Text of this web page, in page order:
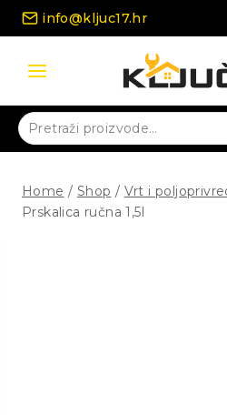
Skip
info@kljuc17.hr
Pretraži:
Home / Shop / Vrt i
Prskalica ručna 1,5l